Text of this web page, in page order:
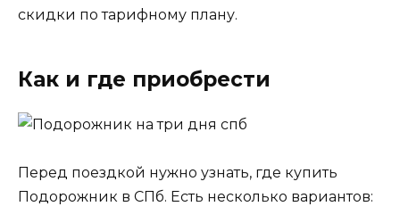
скидки по тарифному плану.
Как и где приобрести
Перед поездкой нужно узнать, где купить
Подорожник в СПб. Есть несколько вариантов: